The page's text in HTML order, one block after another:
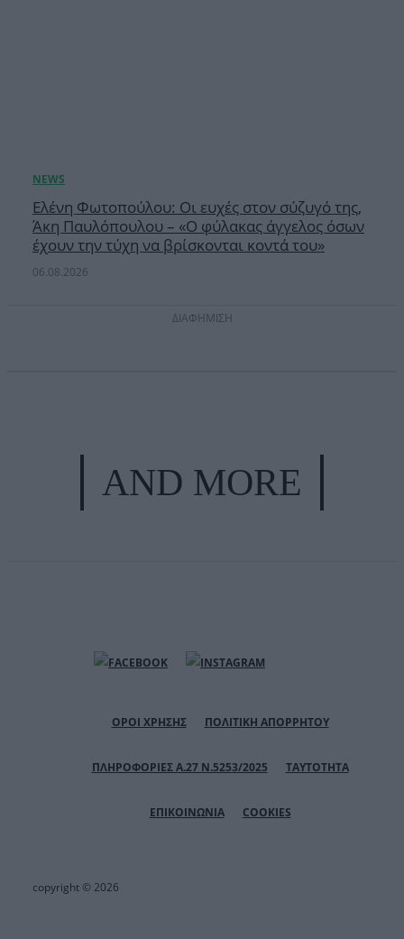
Ελένη Φωτοπούλου: Οι ευχές στον σύζυγό της,
Άκη Παυλόπουλου – «Ο φύλακας άγγελος όσων
έχουν την τύχη να βρίσκονται κοντά του»
06.08.2026
ΔΙΑΦΗΜΙΣΗ
AND MORE
ΟΡΟΙ ΧΡΗΣΗΣ ΠΟΛΙΤΙΚΗ ΑΠΟΡΡΗΤΟΥ
ΠΛΗΡΟΦΟΡΙΕΣ Α.27 Ν.5253/2025 ΤΑΥΤΟΤΗΤΑ
ΕΠΙΚΟΙΝΩΝΙΑ COOKIES
copyright © 2026